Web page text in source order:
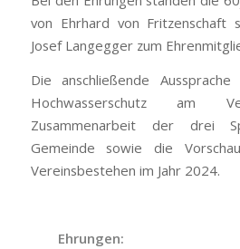
von Ehrhard von Fritzenschaft
Josef Langegger zum
Die anschließende
Hochwasserschutz am
Zusammenarbeit der drei
Gemeinde sowie die
Vereinsbestehen im Jahr 2024.
Ehrungen: